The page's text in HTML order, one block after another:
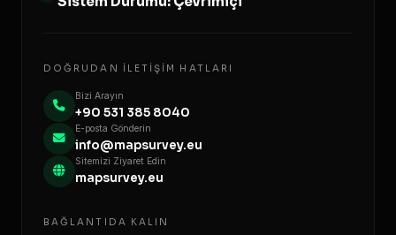
DOĞRUDAN İLETIŞIM HATLARI
Bizi Arayın
+90 531 385 8040
E-posta Gönderin
info@mapsurvey.eu
Sitemizi Ziyaret Edin
mapsurvey.eu
BAĞLANTIDA KALIN